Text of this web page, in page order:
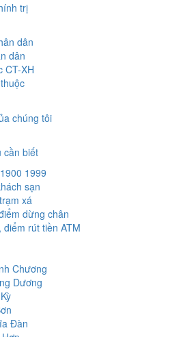
trị
dân
dân
CT-XH
chúng tôi
cần biết
1999
sạn
xá
dừng chân
điểm rút tiền ATM
Chương
Dương
Đàn